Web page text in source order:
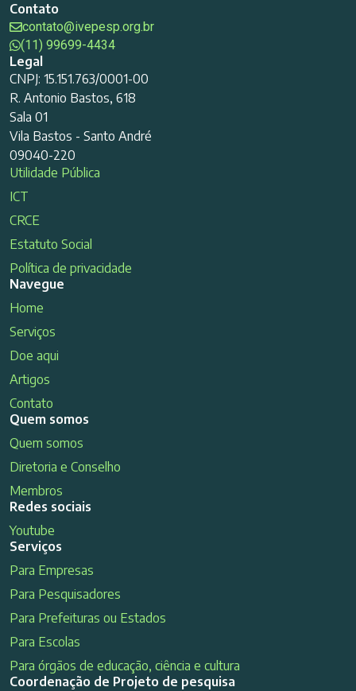
Contato
contato@ivepesp.org.br
(11) 99699-4434
Legal
CNPJ: 15.151.763/0001-00
R. Antonio Bastos, 618
Sala 01
Vila Bastos - Santo André
09040-220
Utilidade Pública
ICT
CRCE
Estatuto Social
Política de privacidade
Navegue
Home
Serviços
Doe aqui
Artigos
Contato
Quem somos
Quem somos
Diretoria e Conselho
Membros
Redes sociais
Youtube
Serviços
Para Empresas
Para Pesquisadores
Para Prefeituras ou Estados
Para Escolas
Para órgãos de educação, ciência e cultura
Coordenação de Projeto de pesquisa